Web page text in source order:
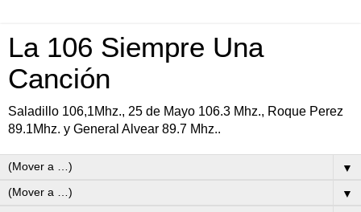
La 106 Siempre Una
Canción
Saladillo 106,1Mhz., 25 de Mayo 106.3 Mhz., Roque Perez
89.1Mhz. y General Alvear 89.7 Mhz..
▼
▼